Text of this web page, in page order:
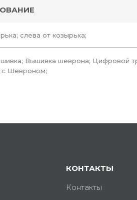
слева от козырька;
Вышивка шеврона; Цифровой
с Шевроном;
КОНТАКТЫ
Контакты